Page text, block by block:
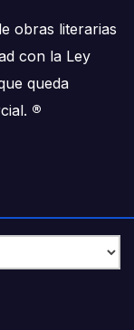
obras literarias
con la Ley
queda
®